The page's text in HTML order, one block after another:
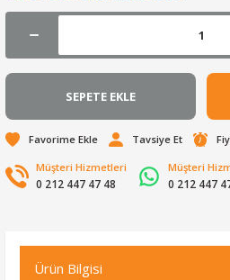
SEPETE EKLE
Tavsiye Et
Müşteri Hizmetleri
0 212 447 47 48
Müşteri
0 212 447
Ürün Bilgisi